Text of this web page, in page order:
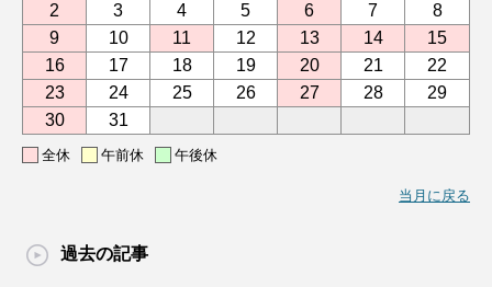
2
3 4 5 6 7
8
9
10 11 12 13 14
15
16
17 18 19 20 21
22
23
24 25 26 27 28
29
30
31
全休 午前休 午後休
当月に戻る
過去の記事